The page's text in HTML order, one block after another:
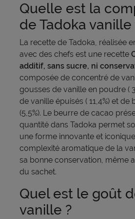
Quelle est la
de Tadoka vanille
La recette de Tadoka, réalisée
avec des chefs est une recette
additif, sans sucre, ni
composée de concentré de
gousses de vanille en poudre (
de vanille épuisés ( 11,4%) et
(5,5%). Le beurre de cacao
quantité dans Tadoka permet
une forme innovante et
complexité aromatique de la
sa bonne conservation, même
du sachet.
Quel est le goût
vanille ?